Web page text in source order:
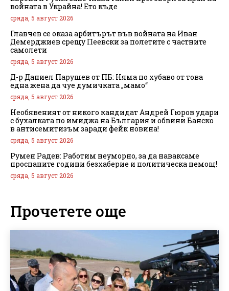
войната в Украйна! Ето къде
сряда, 5 август 2026
Главчев се оказа арбитърът във войната на Иван
Демерджиев срещу Пеевски за полетите с частните
самолети
сряда, 5 август 2026
Д-р Даниел Парушев от ПБ: Няма по хубаво от това
една жена да чуе думичката „мамо“
сряда, 5 август 2026
Необявеният от никого кандидат Андрей Гюров удари
с бухалката по имиджа на България и обвини Банско
в антисемитизъм заради фейк новина!
сряда, 5 август 2026
Румен Радев: Работим неуморно, за да наваксаме
проспаните години безхаберие и политическа немощ!
сряда, 5 август 2026
Прочетете още